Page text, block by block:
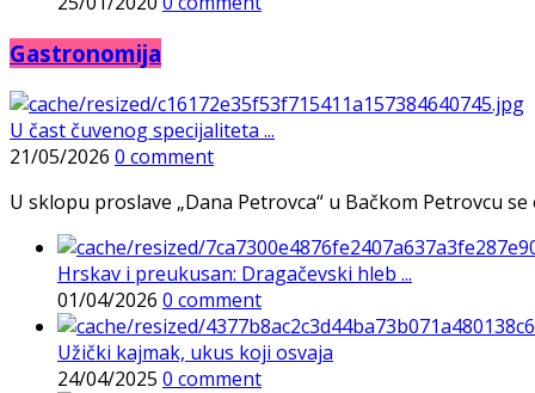
Gastronomija
U čast čuvenog specijaliteta ...
21/05/2026 0 comment
U sklopu proslave „Dana Petrovca“ u Bačkom Petrovcu
Hrskav i preukusan: Dragačevski hleb ...
01/04/2026 0 comment
Užički kajmak, ukus koji osvaja
24/04/2025 0 comment